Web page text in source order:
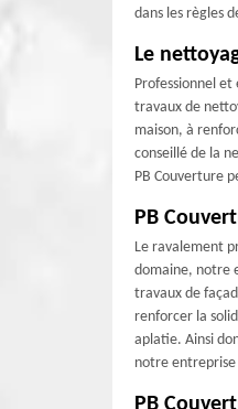
dans les règles
Le
Professionnel
travaux de
maison, à
conseillé de la
PB Couverture
PB
Le ravalement
domaine, notre
travaux de
renforcer la
aplatie. Ainsi
notre entreprise
PB